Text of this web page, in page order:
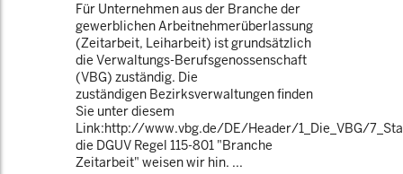
Für Unternehmen aus der Branche der
gewerblichen Arbeitnehmerüberlassung
(Zeitarbeit, Leiharbeit) ist grundsätzlich
die Verwaltungs-Berufsgenossenschaft
(VBG) zuständig. Die
zuständigen Bezirksverwaltungen finden
Sie unter diesem
Link:http://www.vbg.de/DE/Header/1_Die_VBG/
die DGUV Regel 115-801 "Branche
Zeitarbeit" weisen wir hin. ...